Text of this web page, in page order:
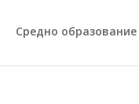
Средно образование